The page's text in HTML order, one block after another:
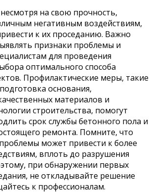
на свою прочность,
негативным воздействиям,
к их проседанию. Важно
признаки проблемы и
для проведения
оптимального способа
Профилактические меры, такие
основания,
материалов и
строительства, помогут
срок службы бетонного пола и
ремонта. Помните, что
может привести к более
вплоть до разрушения
при обнаружении первых
не откладывайте решение
к профессионалам.